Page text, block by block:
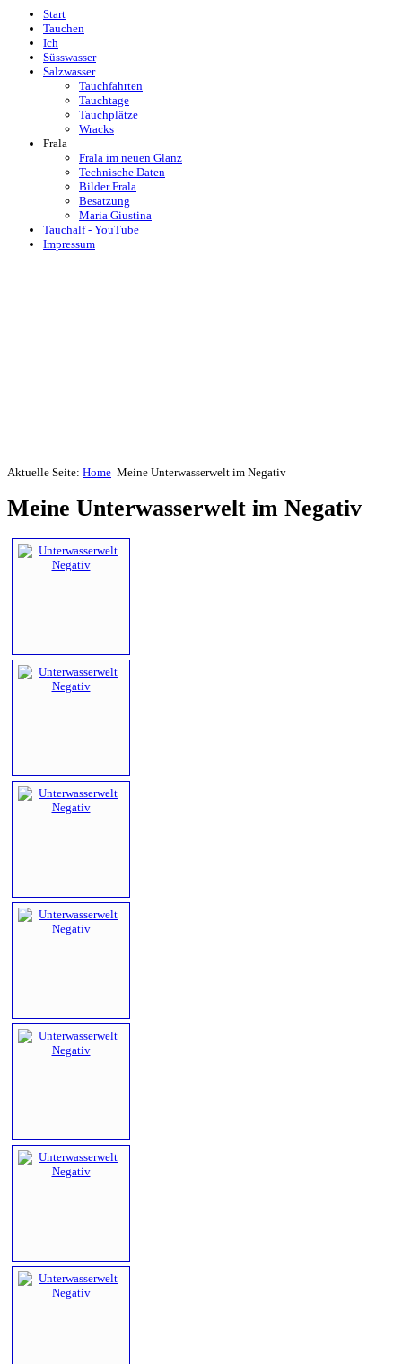
Start
Tauchen
Ich
Süsswasser
Salzwasser
Tauchfahrten
Tauchtage
Tauchplätze
Wracks
Frala
Frala im neuen Glanz
Technische Daten
Bilder Frala
Besatzung
Maria Giustina
Tauchalf - YouTube
Impressum
Aktuelle Seite: Home Meine Unterwasserwelt im Negativ
Meine Unterwasserwelt im Negativ